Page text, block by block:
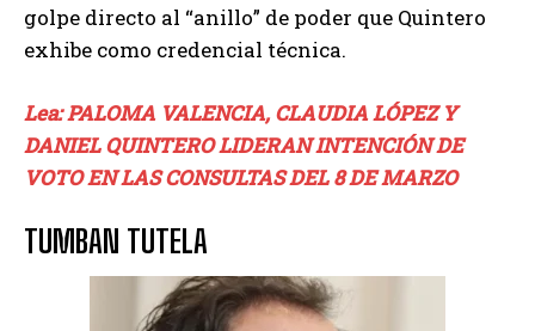
golpe directo al “anillo” de poder que Quintero
exhibe como credencial técnica.
Lea: PALOMA VALENCIA, CLAUDIA LÓPEZ Y
DANIEL QUINTERO LIDERAN INTENCIÓN DE
VOTO EN LAS CONSULTAS DEL 8 DE MARZO
TUMBAN TUTELA